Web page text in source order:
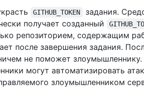
GITHUB_TOKEN
задания.
получает созданный
репозиторием, содержащим
после завершения задания.
не поможет
могут автоматизировать
злоумышленником